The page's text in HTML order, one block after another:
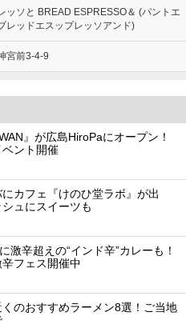
ッソと BREAD ESPRESSO＆ (パントエ
レッドエスップレッソアンド)
宮前3-4-9
』が広島HiroPaにオープン！
ント開催
カフェ『けのひ堂ラボ』が出
ュにスイーツも
激辛超えの“インド辛”カレーも！
辛フェス開催中
くのおすすめラーメン8選！ご当地